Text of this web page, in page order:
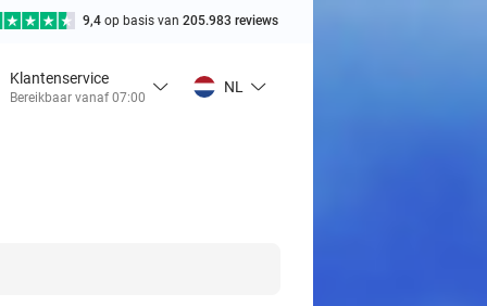
9,4 op basis van 205.983 reviews
Klantenservice
Bereikbaar vanaf 07:00
NL